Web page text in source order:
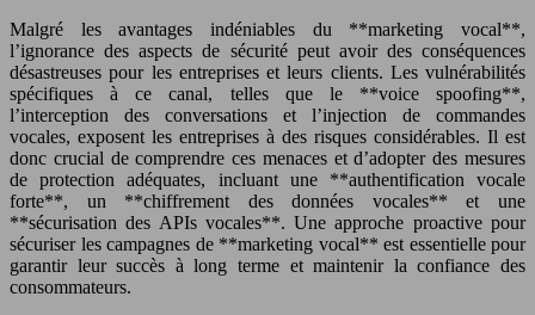
Malgré les avantages indéniables du **marketing vocal**,
l’ignorance des aspects de sécurité peut avoir des conséquences
désastreuses pour les entreprises et leurs clients. Les vulnérabilités
spécifiques à ce canal, telles que le **voice spoofing**,
l’interception des conversations et l’injection de commandes
vocales, exposent les entreprises à des risques considérables. Il est
donc crucial de comprendre ces menaces et d’adopter des mesures
de protection adéquates, incluant une **authentification vocale
forte**, un **chiffrement des données vocales** et une
**sécurisation des APIs vocales**. Une approche proactive pour
sécuriser les campagnes de **marketing vocal** est essentielle pour
garantir leur succès à long terme et maintenir la confiance des
consommateurs.